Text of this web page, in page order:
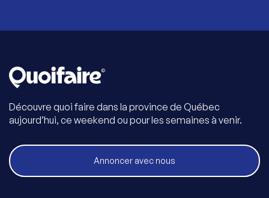
Découvre quoi faire dans la province de Québec
aujourd’hui, ce weekend ou pour les semaines à venir.
Annoncer avec nous